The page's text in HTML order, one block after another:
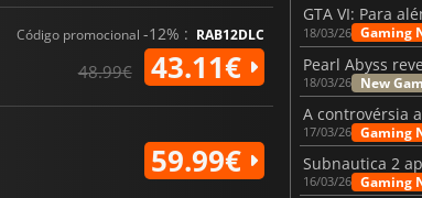
Código promocional -12% : RAB12DLC
48.99€ 43.11€
59.99€
18/03/26 Gaming
18/03/26 New
17/03/26 Gaming
16/03/26 Gaming